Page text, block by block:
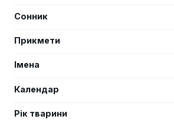
Сонник
Прикмети
Імена
Календар
Рік тварини